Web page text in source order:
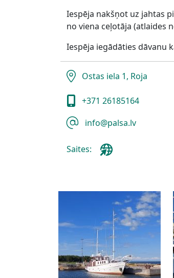
Iespēja nakšņot uz jahtas
no viena ceļotāja (atlaides
Iespēja iegādāties dāvanu
Ostas iela 1, Roja
+371 26185164
info@palsa.lv
Saites: